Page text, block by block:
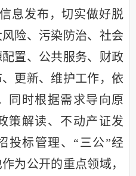
息发布，切实做好脱
险、污染防治、社会
置、公共服务、财政
更新、维护工作，依
同时根据需求导向原
策解读、不动产证发
投标管理、“三公”经
为公开的重点领域，